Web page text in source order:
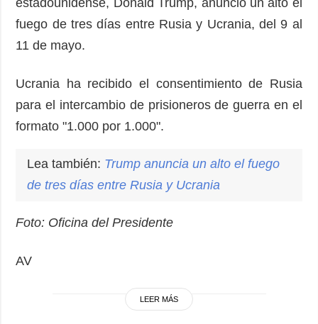
fuego de tres días entre Rusia y Ucrania, del 9 al
11 de mayo.
Ucrania ha recibido el consentimiento de Rusia
para el intercambio de prisioneros de guerra en el
formato "1.000 por 1.000".
Lea también: Trump anuncia un alto el fuego
de tres días entre Rusia y Ucrania
Foto: Oficina del Presidente
AV
LEER MÁS